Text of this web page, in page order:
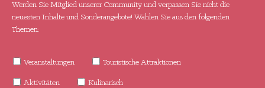
Werden Sie Mitglied unserer Community und verpassen Sie nicht die
neuesten Inhalte und Sonderangebote! Wählen Sie aus den folgenden
Themen:
Veranstaltungen Touristische Attraktionen
Aktivitäten Kulinarisch